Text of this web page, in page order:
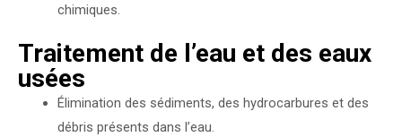
chimiques.
Traitement de l’eau et des eaux
usées
Élimination des sédiments, des hydrocarbures et des
débris présents dans l’eau.